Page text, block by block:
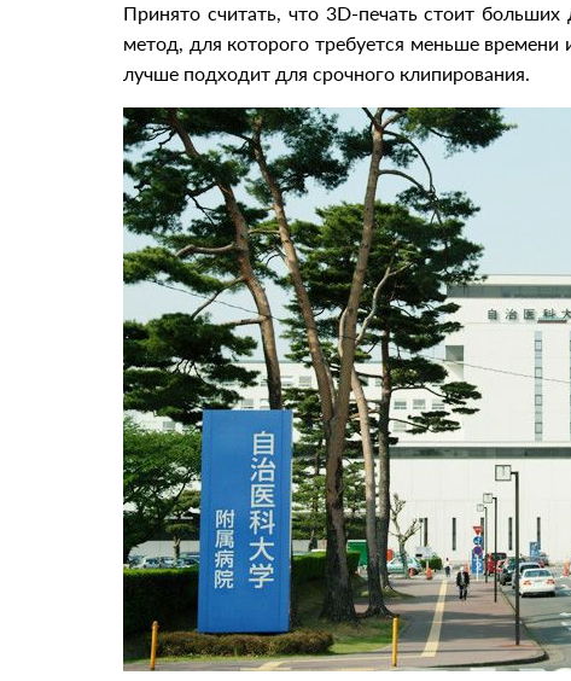
Принято считать, что 3D-печать стоит
метод, для которого требуется меньше
лучше подходит для срочного клипирования.